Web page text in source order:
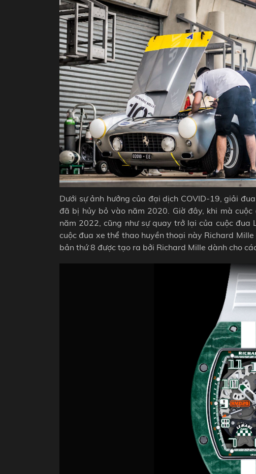
Dưới sự ảnh hưởng của đại dịch COVID-19, giải
đã bị hủy bỏ vào năm 2020. Giờ đây, khi mà
năm 2022, cũng như sự quay trở lại của cuộc
cuộc đua xe thể thao huyền thoại này Richard
bản thứ 8 được tạo ra bởi Richard Mille dành cho